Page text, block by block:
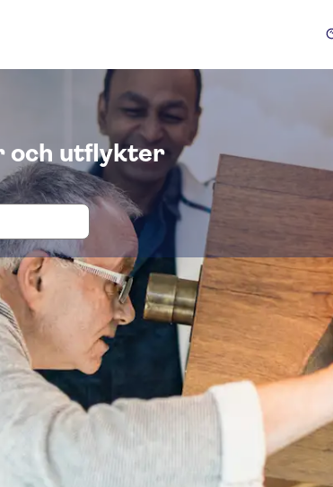
och utflykter
och biljetter till Van Gogh
Attraktioner & guidade rundturer